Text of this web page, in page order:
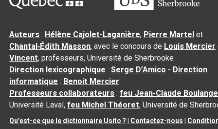
Auteurs : Hélène Cajolet-Laganière, Pierre Martel et
Chantal‑Édith Masson, avec le concours de Louis Mercier
Vincent, professeurs, Université de Sherbrooke
Direction lexicographique :Serge D’Amico - Direction
informatique : Benoit Mercier
Professeurs collaborateurs :feu Jean-Claude
Université Laval,feu Michel Théoret, Université de
Qu’est-ce que le dictionnaire Usito ? Contactez-nous